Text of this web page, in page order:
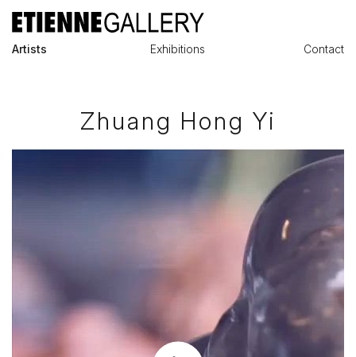
Artists Exhibitions Contact
Zhuang Hong Yi